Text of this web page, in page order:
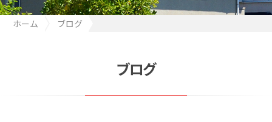
ホーム
ブログ
ブログ